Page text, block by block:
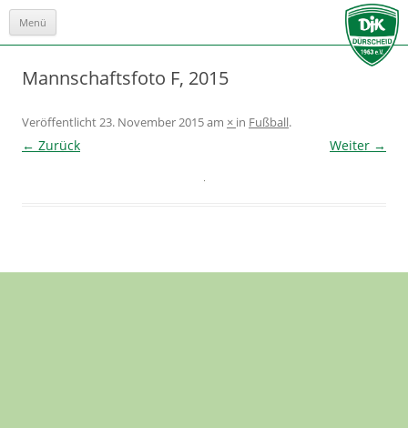
Menü
Zum
Mannschaftsfoto F, 2015
Veröffentlicht23. November 2015am × in Fußball.
← Zurück Weiter →